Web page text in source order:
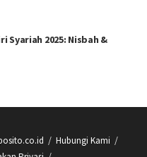
Syariah 2025: Nisbah &
Hubungi Kami